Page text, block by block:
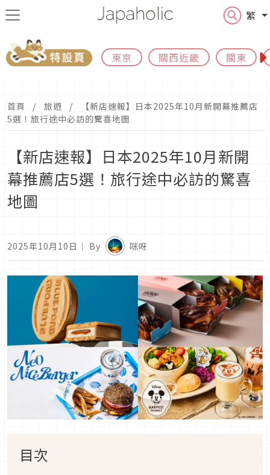
繁
東京 關西近畿 關東
首頁 旅遊
【新店速報】日本2025年10月新開幕推薦店
5選！旅行途中必訪的驚喜地圖
【新店速報】日本2025年10月新開
幕推薦店5選！旅行途中必訪的驚喜
地圖
2025年10月10日 ｜ By 咪呀
目次